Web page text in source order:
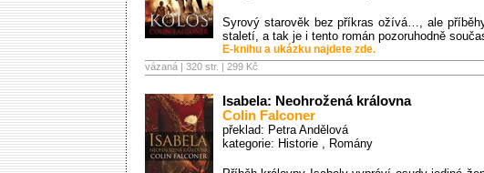
Syrový starověk bez příkras ožívá…, ale
staletí, a tak je i tento román pozoruhodně
E-knihu a ukázku najdete zde.
vázaná | 320 str. | 299 Kč
Isabela: Neohrožená královna
Colin Falconer
překlad: Petra Andělová
kategorie: Historie , Romány